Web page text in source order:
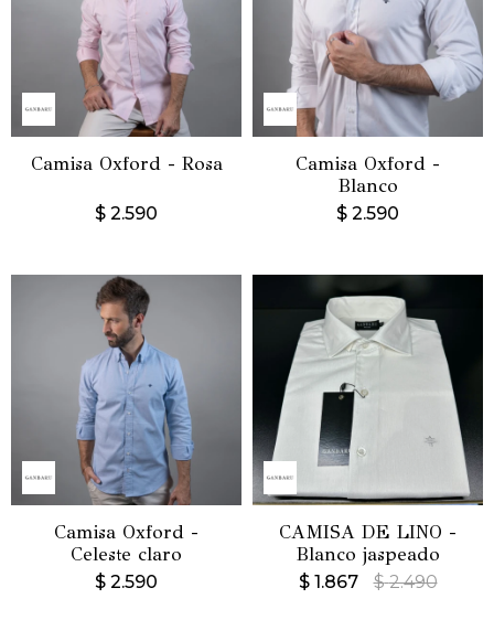
Camisa Oxford - Rosa
$ 2.590
Camisa Oxford -
Blanco
$ 2.590
Camisa Oxford -
Celeste claro
$ 2.590
CAMISA DE LINO -
Blanco jaspeado
$ 1.867 $ 2.490